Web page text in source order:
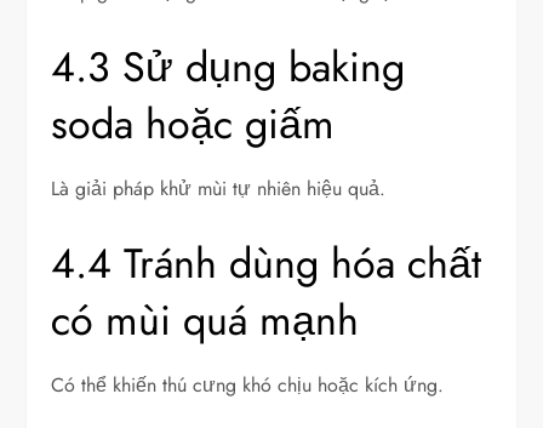
4.3 Sử dụng baking
soda hoặc giấm
Là giải pháp khử mùi tự nhiên hiệu quả.
4.4 Tránh dùng hóa chất
có mùi quá mạnh
Có thể khiến thú cưng khó chịu hoặc kích ứng.